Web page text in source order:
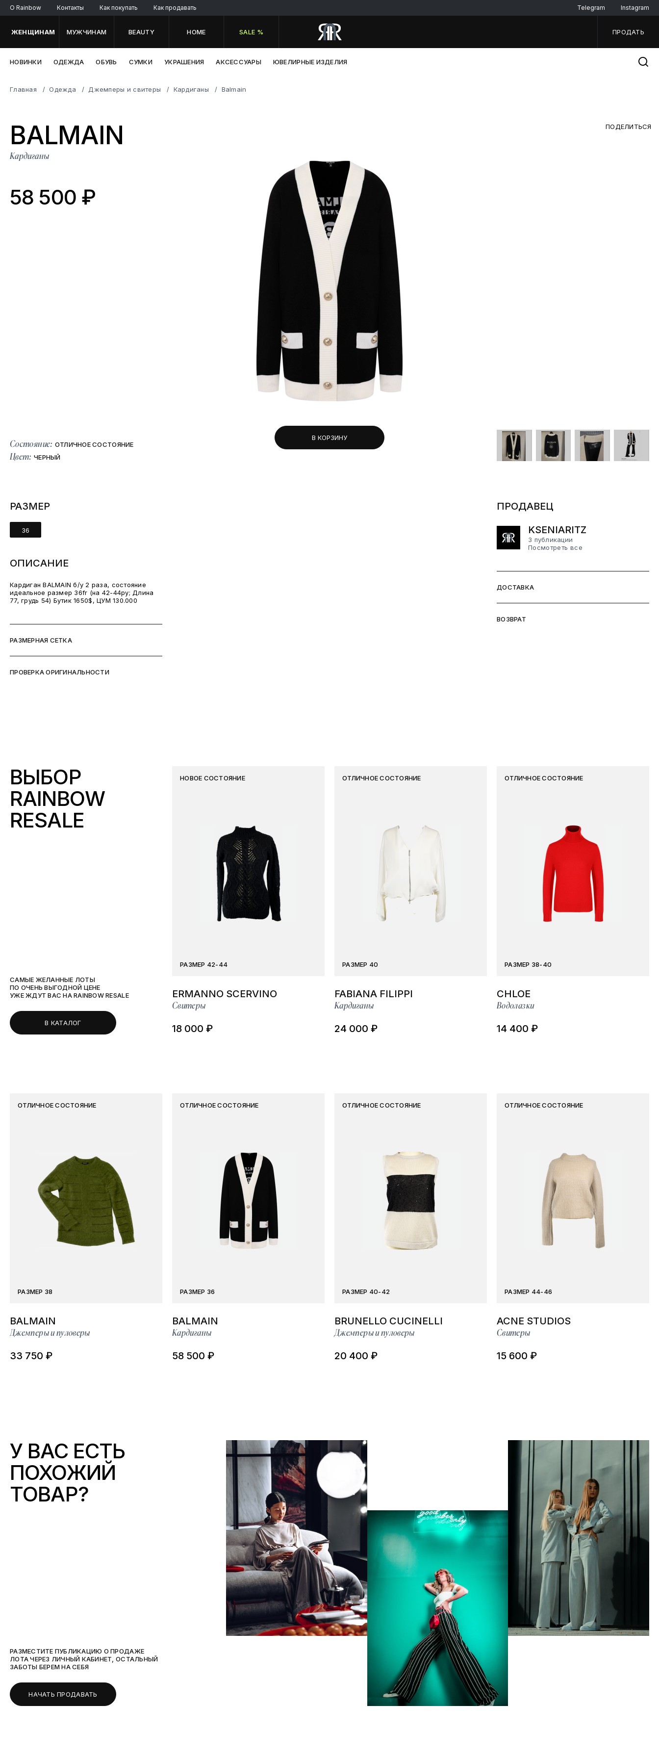
O Rainbow Контакты Как покупать Как продавать Telegram Instagram
ЖЕНЩИНАМ МУЖЧИНАМ BEAUTY HOME SALE % ПРОДАТЬ
НОВИНКИ ОДЕЖДА ОБУВЬ СУМКИ УКРАШЕНИЯ АКСЕССУАРЫ ЮВЕЛИРНЫЕ ИЗДЕЛИЯ
Главная Одежда Джемперы и свитеры Кардиганы Balmain
BALMAIN
Кардиганы
58 500 ₽
Состояние: ОТЛИЧНОЕ СОСТОЯНИЕ
Цвет: ЧЕРНЫЙ
В КОРЗИНУ
ПОДЕЛИТЬСЯ
РАЗМЕР
36
ОПИСАНИЕ
Кардиган BALMAIN б/у 2 раза, состояние
идеальное размер 36fr (на 42-44рy; Длина
77, грудь 54) Бутик 1650$, ЦУМ 130.000
РАЗМЕРНАЯ СЕТКА
ПРОВЕРКА ОРИГИНАЛЬНОСТИ
ПРОДАВЕЦ
KSENIARITZ
3 публикации
Посмотреть все
ДОСТАВКА
ВОЗВРАТ
ВЫБОР
RAINBOW
RESALE
САМЫЕ ЖЕЛАННЫЕ ЛОТЫ
ПО ОЧЕНЬ ВЫГОДНОЙ ЦЕНЕ
УЖЕ ЖДУТ ВАС НА RAINBOW RESALE
В КАТАЛОГ
НОВОЕ СОСТОЯНИЕ
РАЗМЕР 42-44
ERMANNO SCERVINO
Свитеры
18 000 ₽
ОТЛИЧНОЕ СОСТОЯНИЕ
РАЗМЕР 40
FABIANA FILIPPI
Кардиганы
24 000 ₽
ОТЛИЧНОЕ СОСТОЯНИЕ
РАЗМЕР 38-40
CHLOE
Водолазки
14 400 ₽
ОТЛИЧНОЕ СОСТОЯНИЕ
РАЗМЕР 38
BALMAIN
Джемперы и пуловеры
33 750 ₽
ОТЛИЧНОЕ СОСТОЯНИЕ
РАЗМЕР 36
BALMAIN
Кардиганы
58 500 ₽
ОТЛИЧНОЕ СОСТОЯНИЕ
РАЗМЕР 40-42
BRUNELLO CUCINELLI
Джемперы и пуловеры
20 400 ₽
ОТЛИЧНОЕ СОСТОЯНИЕ
РАЗМЕР 44-46
ACNE STUDIOS
Свитеры
15 600 ₽
У ВАС ЕСТЬ
ПОХОЖИЙ
ТОВАР?
РАЗМЕСТИТЕ ПУБЛИКАЦИЮ О ПРОДАЖЕ
ЛОТА ЧЕРЕЗ ЛИЧНЫЙ КАБИНЕТ, ОСТАЛЬНЫЙ
ЗАБОТЫ БЕРЕМ НА СЕБЯ
НАЧАТЬ ПРОДАВАТЬ